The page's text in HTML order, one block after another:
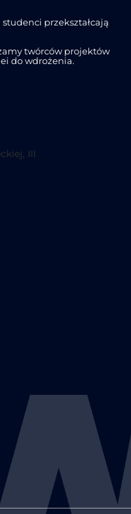
przekształcają
twórców projektów
do wdrożenia.
III